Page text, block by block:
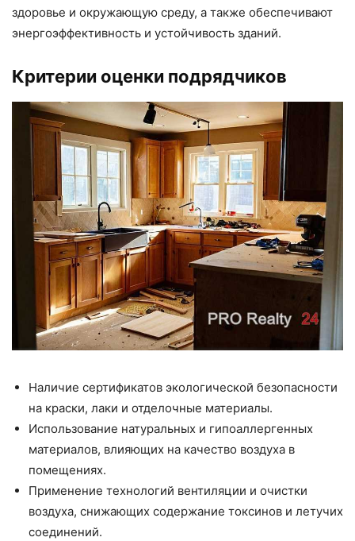
здоровье и окружающую среду, а также обеспечивают
энергоэффективность и устойчивость зданий.
Критерии оценки подрядчиков
Наличие сертификатов экологической безопасности
на краски, лаки и отделочные материалы.
Использование натуральных и гипоаллергенных
материалов, влияющих на качество воздуха в
помещениях.
Применение технологий вентиляции и очистки
воздуха, снижающих содержание токсинов и летучих
соединений.